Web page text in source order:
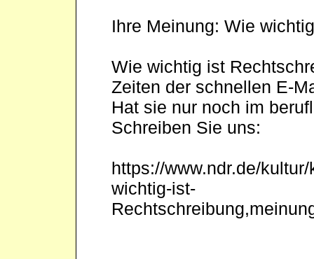
Ihre Meinung: Wie
Wie wichtig ist
Zeiten der schnellen E-
Hat sie nur noch im
Schreiben Sie uns:
https://www.ndr.de/
wichtig-ist-